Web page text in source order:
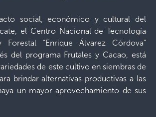
social, económico y cultural del
el Centro Nacional de Tecnología
Forestal “Enrique Álvarez Córdova”
del programa Frutales y Cacao, está
de este cultivo en siembras de
brindar alternativas productivas a las
un mayor aprovechamiento de sus